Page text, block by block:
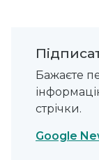
Бажаєте
стрічки.
Google